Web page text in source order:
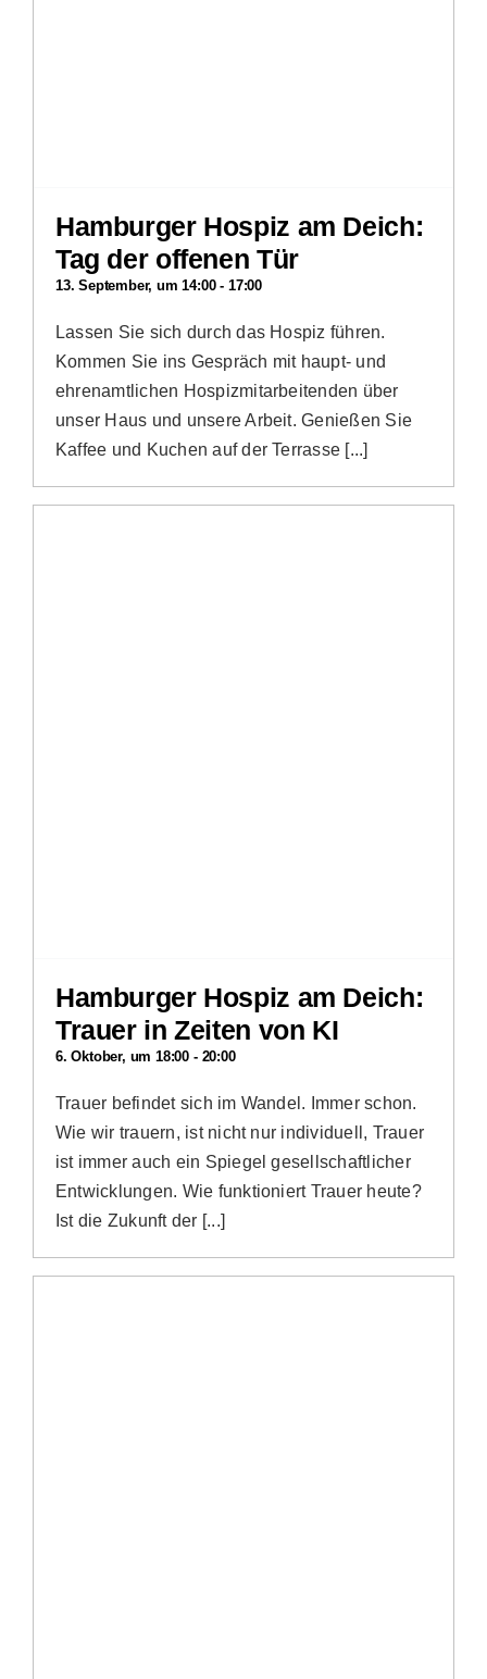
Hamburger Hospiz am Deich:
Tag der offenen Tür
13. September, um 14:00- 17:00
Lassen Sie sich durch das Hospiz führen.
Kommen Sie ins Gespräch mit haupt- und
ehrenamtlichen Hospizmitarbeitenden über
unser Haus und unsere Arbeit. Genießen Sie
Kaffee und Kuchen auf der Terrasse [...]
Hamburger Hospiz am Deich:
Trauer in Zeiten von KI
6. Oktober, um 18:00 - 20:00
Trauer befindet sich im Wandel. Immer schon.
Wie wir trauern, ist nicht nur individuell, Trauer
ist immer auch ein Spiegel gesellschaftlicher
Entwicklungen. Wie funktioniert Trauer heute?
Ist die Zukunft der [...]